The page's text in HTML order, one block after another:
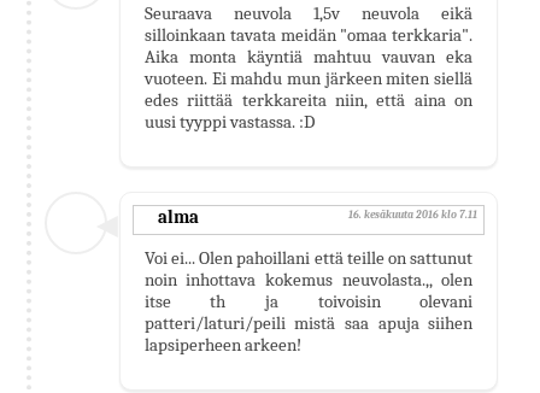
Seuraava neuvola 1,5v neuvola eikä
silloinkaan tavata meidän "omaa terkkaria".
Aika monta käyntiä mahtuu vauvan eka
vuoteen. Ei mahdu mun järkeen miten siellä
edes riittää terkkareita niin, että aina on
uusi tyyppi vastassa. :D
alma 16. kesäkuuta 2016 klo 7.11
Voi ei... Olen pahoillani että teille on sattunut
noin inhottava kokemus neuvolasta.,, olen
itse th ja toivoisin olevani
patteri/laturi/peili mistä saa apuja siihen
lapsiperheen arkeen!